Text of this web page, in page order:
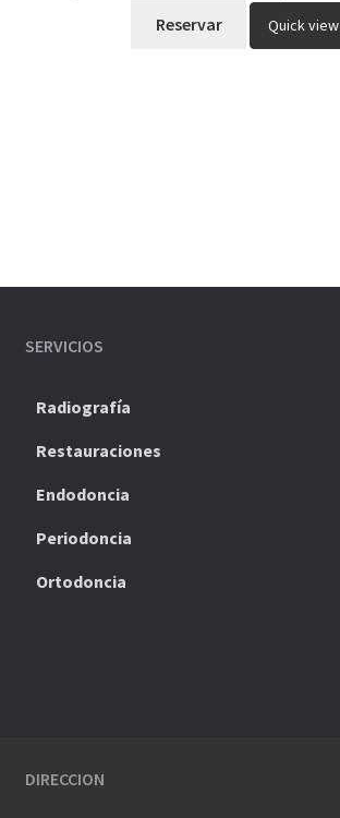
Reservar
Quick view
SERVICIOS
Radiografía
Restauraciones
Endodoncia
Periodoncia
Ortodoncia
DIRECCION